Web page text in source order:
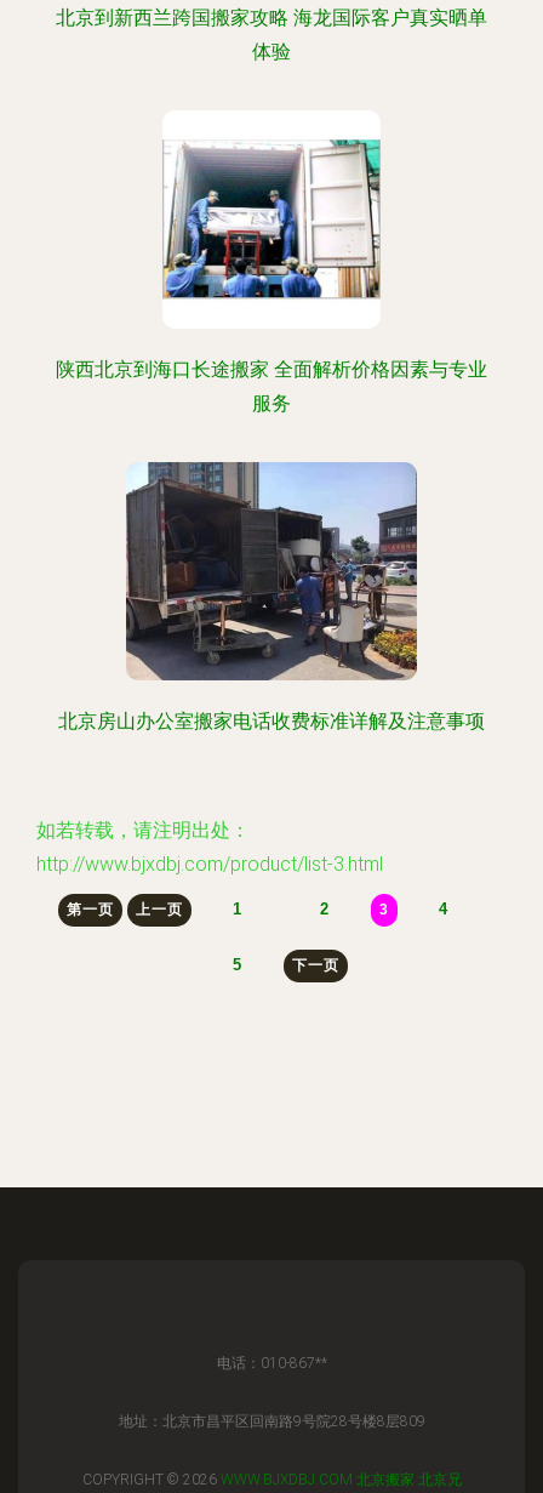
北京到新西兰跨国搬家攻略 海龙国际客户真实晒单
体验
陕西北京到海口长途搬家 全面解析价格因素与专业
服务
北京房山办公室搬家电话收费标准详解及注意事项
如若转载，请注明出处：
http://www.bjxdbj.com/product/list-3.html
第一页 上一页 1 2 3 4
5 下一页
电话：010-867**
地址：北京市昌平区回南路9号院28号楼8层809
COPYRIGHT © 2026 WWW.BJXDBJ.COM 北京搬家 北京兄